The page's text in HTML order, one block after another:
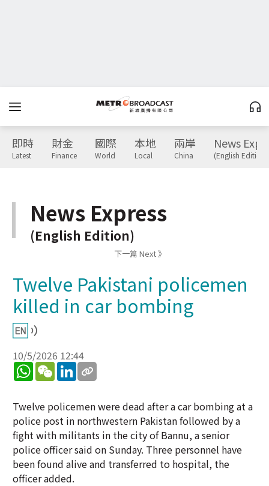
即時
Latest
財金
Finance
國際
World
本地
Local
兩岸
China
News
(English Edition)
News Express
(English Edition)
下一篇 Next 》
Twelve Pakistani policemen
killed in car bombing
10/5/2026 12:44
WhatsApp
WeChatLinkedIn
Twelve policemen were dead after a car bombing at a
police post in northwestern Pakistan followed by a
fight with militants in the city of Bannu, a senior
police officer said on Sunday. Three personnel have
been found alive and transferred to hospital, the
officer added.